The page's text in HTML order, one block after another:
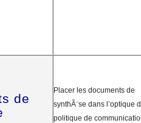
de
Placer les documents de
synthÃ¨se dans l’optique
politique de